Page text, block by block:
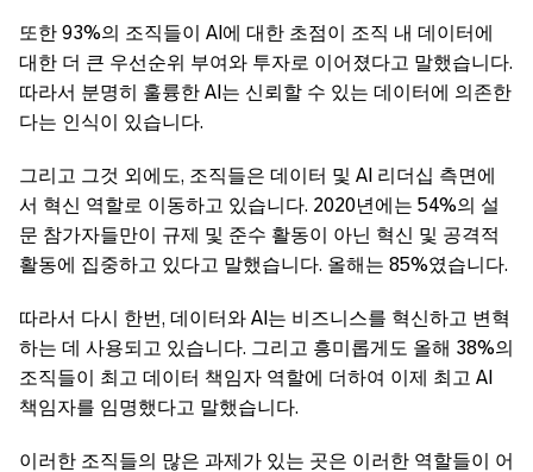
또한 93%의 조직들이 AI에 대한 초점이 조직 내 데이터에
대한 더 큰 우선순위 부여와 투자로 이어졌다고 말했습니다.
따라서 분명히 훌륭한 AI는 신뢰할 수 있는 데이터에 의존한
다는 인식이 있습니다.
그리고 그것 외에도, 조직들은 데이터 및 AI 리더십 측면에
서 혁신 역할로 이동하고 있습니다. 2020년에는 54%의 설
문 참가자들만이 규제 및 준수 활동이 아닌 혁신 및 공격적
활동에 집중하고 있다고 말했습니다. 올해는 85%였습니다.
따라서 다시 한번, 데이터와 AI는 비즈니스를 혁신하고 변혁
하는 데 사용되고 있습니다. 그리고 흥미롭게도 올해 38%의
조직들이 최고 데이터 책임자 역할에 더하여 이제 최고 AI
책임자를 임명했다고 말했습니다.
이러한 조직들의 많은 과제가 있는 곳은 이러한 역할들이 어